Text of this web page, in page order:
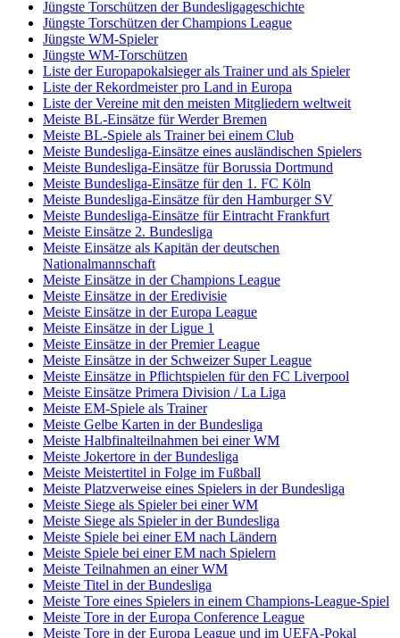
Jüngste Torschützen der Bundesligageschichte
Jüngste Torschützen der Champions League
Jüngste WM-Spieler
Jüngste WM-Torschützen
Liste der Europapokalsieger als Trainer und als Spieler
Liste der Rekordmeister pro Land in Europa
Liste der Vereine mit den meisten Mitgliedern weltweit
Meiste BL-Einsätze für Werder Bremen
Meiste BL-Spiele als Trainer bei einem Club
Meiste Bundesliga-Einsätze eines ausländischen Spielers
Meiste Bundesliga-Einsätze für Borussia Dortmund
Meiste Bundesliga-Einsätze für den 1. FC Köln
Meiste Bundesliga-Einsätze für den Hamburger SV
Meiste Bundesliga-Einsätze für Eintracht Frankfurt
Meiste Einsätze 2. Bundesliga
Meiste Einsätze als Kapitän der deutschen
Nationalmannschaft
Meiste Einsätze in der Champions League
Meiste Einsätze in der Eredivisie
Meiste Einsätze in der Europa League
Meiste Einsätze in der Ligue 1
Meiste Einsätze in der Premier League
Meiste Einsätze in der Schweizer Super League
Meiste Einsätze in Pflichtspielen für den FC Liverpool
Meiste Einsätze Primera Division / La Liga
Meiste EM-Spiele als Trainer
Meiste Gelbe Karten in der Bundesliga
Meiste Halbfinalteilnahmen bei einer WM
Meiste Jokertore in der Bundesliga
Meiste Meistertitel in Folge im Fußball
Meiste Platzverweise eines Spielers in der Bundesliga
Meiste Siege als Spieler bei einer WM
Meiste Siege als Spieler in der Bundesliga
Meiste Spiele bei einer EM nach Ländern
Meiste Spiele bei einer EM nach Spielern
Meiste Teilnahmen an einer WM
Meiste Titel in der Bundesliga
Meiste Tore eines Spielers in einem Champions-League-Spiel
Meiste Tore in der Europa Conference League
Meiste Tore in der Europa League und im UEFA-Pokal